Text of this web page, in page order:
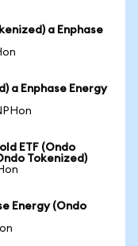
a Enphase
a Enphase Energy
ETF (Ondo
Tokenized)
Energy (Ondo